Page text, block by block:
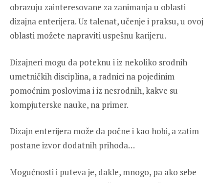
obrazuju zainteresovane za zanimanja u oblasti
dizajna enterijera. Uz talenat, učenje i praksu, u ovoj
oblasti možete napraviti uspešnu karijeru.
Dizajneri mogu da poteknu i iz nekoliko srodnih
umetničkih disciplina, a radnici na pojedinim
pomoćnim poslovima i iz nesrodnih, kakve su
kompjuterske nauke, na primer.
Dizajn enterijera može da počne i kao hobi, a zatim
postane izvor dodatnih prihoda…
Mogućnosti i puteva je, dakle, mnogo, pa ako sebe